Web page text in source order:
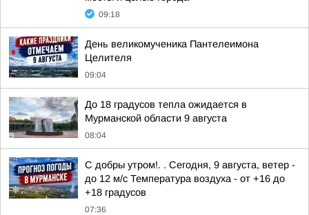
09:18
День великомученика Пантелеимона
Целителя
09:04
До 18 градусов тепла ожидается в
Мурманской области 9 августа
08:04
С добры утром!. . Сегодня, 9 августа, ветер -
до 12 м/с Температура воздуха - от +16 до
+18 градусов
07:36